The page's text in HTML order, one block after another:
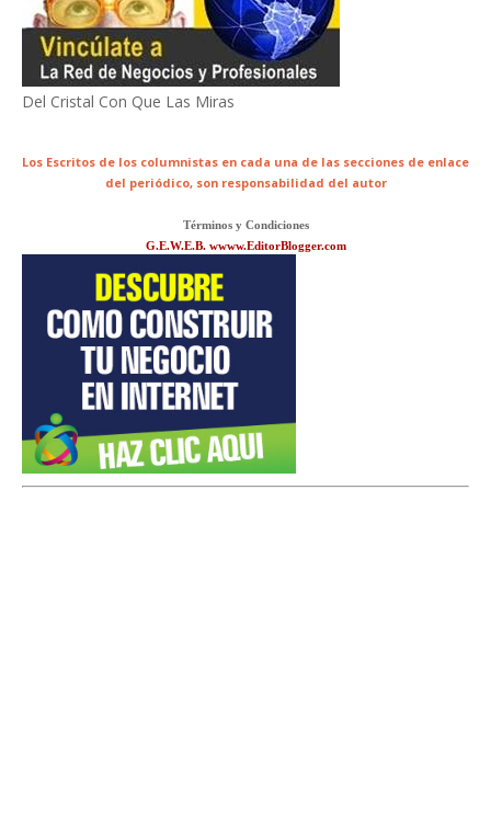
Del Cristal Con Que Las Miras
Los Escritos de los columnistas en cada una de las secciones de enlace
del periódico, son responsabilidad del autor
Términos y Condiciones
G.E.W.E.B. wwww.EditorBlogger.com